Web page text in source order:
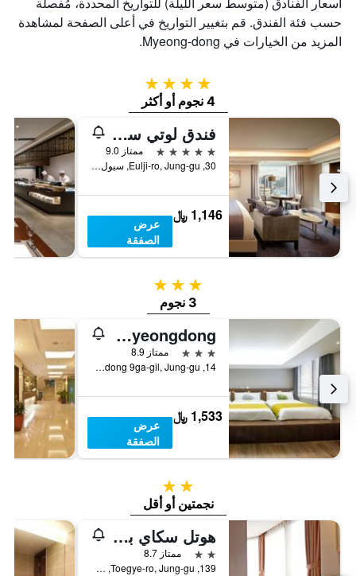
حسب فئة الفندق. قم بتغيير التواريخ في أعلى الصفحة لمشاهدة
المزيد من الخيارات في Myeong-dong.
4 نجوم
4 نجوم أو أكثر
فندق لوتي سيول
5 نجوم
ممتاز 9.0
30, Eulji-ro, Jung-gu, سيول, كوريا الجنوبية
1,146 ﷼
عرض
الصفقة
3 نجوم
3 نجوم
Metro Hotel Myeongdong
3 نجوم
ممتاز 8.9
14, Myeongdong 9ga-gil, Jung-gu, سيول, كوريا الجنوبية
1,533 ﷼
عرض
الصفقة
2 نجمتين
نجمتين أو أقل
هوتل سكاي بارك ميونج دونج 3
2 نجمتين
ممتاز 8.7
139, Toegye-ro, Jung-gu, سيول, كوريا الجنوبية